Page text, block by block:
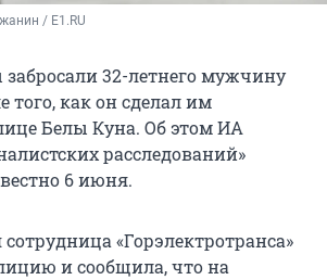
/ E1.RU
32-летнего мужчину
того, как он сделал им
Белы Куна. Об этомИА
расследований»
6 июня.
«Горэлектротранса»
и сообщила, что на